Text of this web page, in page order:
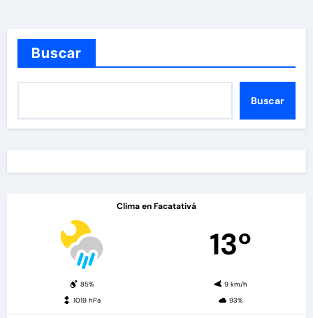
Buscar
Buscar
Clima en Facatativá
13º
85%
9 km/h
1019 hPa
93%